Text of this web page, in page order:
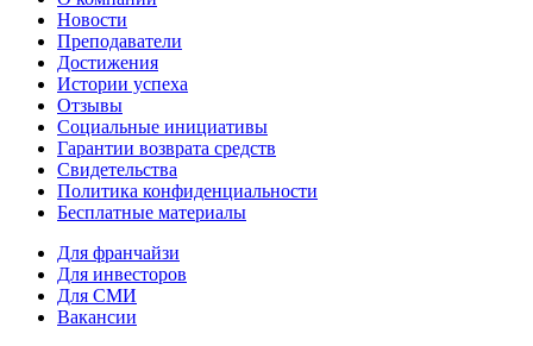
Новости
Преподаватели
Достижения
Истории успеха
Отзывы
Социальные инициативы
Гарантии возврата средств
Свидетельства
Политика конфиденциальности
Бесплатные материалы
Для франчайзи
Для инвесторов
Для СМИ
Вакансии